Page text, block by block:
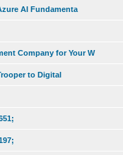
AI Fundamenta
Company for Your W
to Digital